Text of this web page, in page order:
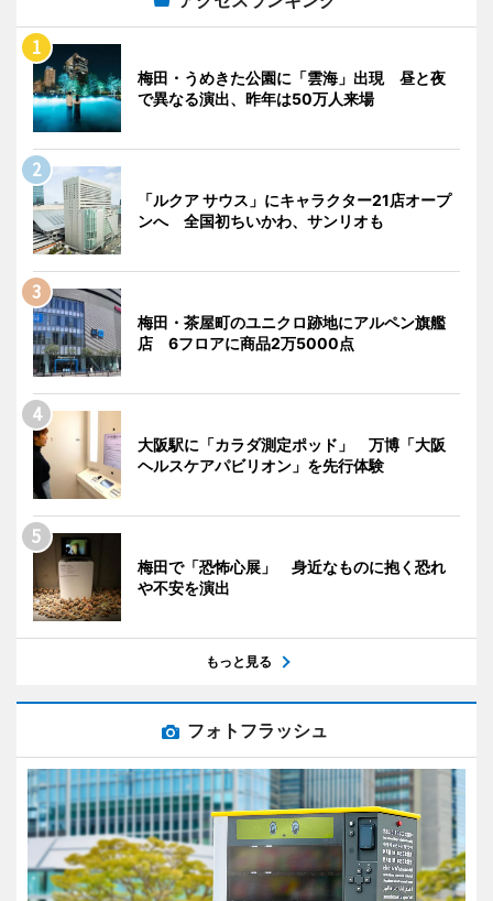
梅田・うめきた公園に「雲海」出現 昼と夜
で異なる演出、昨年は50万人来場
「ルクア サウス」にキャラクター21店オープ
ンへ 全国初ちいかわ、サンリオも
梅田・茶屋町のユニクロ跡地にアルペン旗艦
店 6フロアに商品2万5000点
大阪駅に「カラダ測定ポッド」 万博「大阪
ヘルスケアパビリオン」を先行体験
梅田で「恐怖心展」 身近なものに抱く恐れ
や不安を演出
もっと見る
フォトフラッシュ